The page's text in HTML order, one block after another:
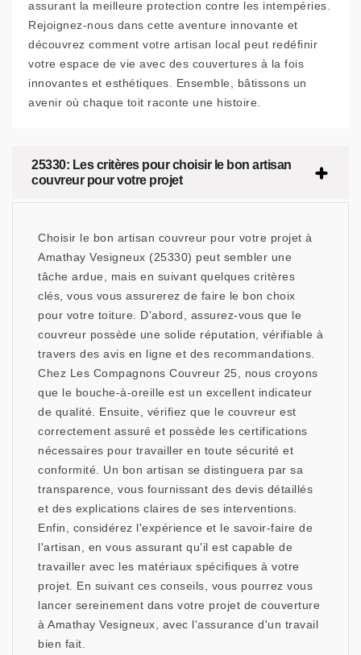
assurant la meilleure protection contre les intempéries.
Rejoignez-nous dans cette aventure innovante et
découvrez comment votre artisan local peut redéfinir
votre espace de vie avec des couvertures à la fois
innovantes et esthétiques. Ensemble, bâtissons un
avenir où chaque toit raconte une histoire.
25330: Les critères pour choisir le bon artisan
couvreur pour votre projet
Choisir le bon artisan couvreur pour votre projet à
Amathay Vesigneux (25330) peut sembler une
tâche ardue, mais en suivant quelques critères
clés, vous vous assurerez de faire le bon choix
pour votre toiture. D'abord, assurez-vous que le
couvreur possède une solide réputation, vérifiable à
travers des avis en ligne et des recommandations.
Chez Les Compagnons Couvreur 25, nous croyons
que le bouche-à-oreille est un excellent indicateur
de qualité. Ensuite, vérifiez que le couvreur est
correctement assuré et possède les certifications
nécessaires pour travailler en toute sécurité et
conformité. Un bon artisan se distinguera par sa
transparence, vous fournissant des devis détaillés
et des explications claires de ses interventions.
Enfin, considérez l'expérience et le savoir-faire de
l'artisan, en vous assurant qu'il est capable de
travailler avec les matériaux spécifiques à votre
projet. En suivant ces conseils, vous pourrez vous
lancer sereinement dans votre projet de couverture
à Amathay Vesigneux, avec l'assurance d'un travail
bien fait.